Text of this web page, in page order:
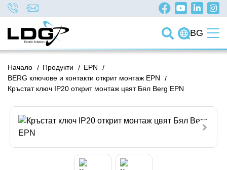
BG
/
Начало /
Продукти /
EPN
/
BERG ключове и контакти открит монтаж EPN
Кръстат ключ IP20 открит монтаж цвят Бял Berg EPN